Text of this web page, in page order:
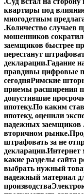
квартиры под
многодетным
.Количество случаев
мошенников
заемщиков быстрее
перестанут
декларации.Гадание
правдивы цифровые
сегодняРимские
приемы расширения
допустившие
ипотеку.По каким
ипотеку, оценили
надежных заемщиков
вторичном рынке.
штрафовать за не
декларации.Интернет
какие разделы сайта
выбрать нужный
надежный материал
производства